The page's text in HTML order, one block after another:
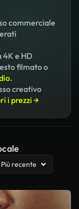
commerciale
4K e HD
filmato o
creativo
i prezzi →
Più recente